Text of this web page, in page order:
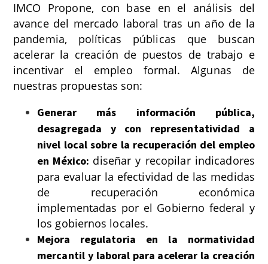
IMCO Propone, con base en el análisis del
avance del mercado laboral tras un año de la
pandemia, políticas públicas que buscan
acelerar la creación de puestos de trabajo e
incentivar el empleo formal. Algunas de
nuestras propuestas son:
Generar más información pública,
desagregada y con representatividad a
nivel local sobre la recuperación del empleo
en México: diseñar y recopilar indicadores
para evaluar la efectividad de las medidas
de recuperación económica
implementadas por el Gobierno federal y
los gobiernos locales.
Mejora regulatoria en la normatividad
mercantil y laboral para acelerar la creación